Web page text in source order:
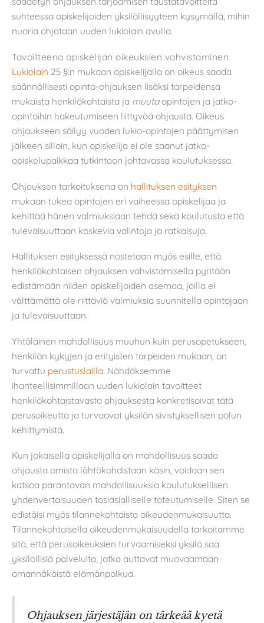
suhteessa opiskelijoiden yksilöllisyyteen kysymällä, mihin
nuoria ohjataan uuden lukiolain avulla.
Tavoitteena opiskelijan oikeuksien vahvistaminen
Lukiolain 25 §:n mukaan opiskelijalla on oikeus saada
säännöllisesti opinto-ohjauksen lisäksi tarpeidensa
mukaista henkilökohtaista ja muutaopintojen ja jatko-
opintoihin hakeutumiseen liittyvää ohjausta. Oikeus
ohjaukseen säilyy vuoden lukio-opintojen päättymisen
jälkeen silloin, kun opiskelija ei ole saanut jatko-
opiskelupaikkaa tutkintoon johtavassa koulutuksessa.
Ohjauksen tarkoituksena on hallituksen esityksen
mukaan tukea opintojen eri vaiheessa opiskelijaa ja
kehittää hänen valmiuksiaan tehdä sekä koulutusta että
tulevaisuuttaan koskevia valintoja ja ratkaisuja.
Hallituksen esityksessä nostetaan myös esille, että
henkilökohtaisen ohjauksen vahvistamisella pyritään
edistämään niiden opiskelijoiden asemaa, joilla ei
välttämättä ole riittäviä valmiuksia suunnitella opintojaan
ja tulevaisuuttaan.
Yhtäläinen mahdollisuus muuhun kuin perusopetukseen,
henkilön kykyjen ja erityisten tarpeiden mukaan, on
turvattu perustuslailla. Nähdäksemme
ihanteellisimmillaan uuden lukiolain tavoitteet
henkilökohtaistavasta ohjauksesta konkretisoivat tätä
perusoikeutta ja turvaavat yksilön sivistyksellisen polun
kehittymistä.
Kun jokaisella opiskelijalla on mahdollisuus saada
ohjausta omista lähtökohdistaan käsin, voidaan sen
katsoa parantavan mahdollisuuksia koulutuksellisen
yhdenvertaisuuden tosiasialliselle toteutumiselle. Siten se
edistäisi myös tilannekohtaista oikeudenmukaisuutta.
Tilannekohtaisella oikeudenmukaisuudella tarkoitamme
sitä, että perusoikeuksien turvaamiseksi yksilö saa
yksilöllisiä palveluita, jotka auttavat muovaamaan
omannäköistä elämänpolkua.
Ohjauksen järjestäjän on tärkeää kyetä